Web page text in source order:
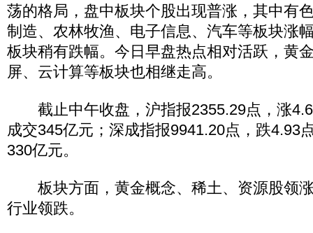
荡的格局，盘中板块个股出现普涨，其中有
制造、农林牧渔、电子信息、汽车等板块涨
板块稍有跌幅。今日早盘热点相对活跃，黄
屏、云计算等板块也相继走高。
截止中午收盘，沪指报2355.29点，涨
成交345亿元；深成指报9941.20点，跌4.93
330亿元。
板块方面，黄金概念、稀土、资源股领
行业领跌。